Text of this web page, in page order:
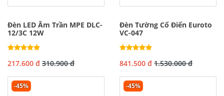
Đèn LED Âm Trần MPE DLC-
12/3C 12W
217.600 đ 310.900 đ
Đèn Tường Cổ Điển Euroto
VC-047
841.500 đ 1.530.000 đ
-45% -45%